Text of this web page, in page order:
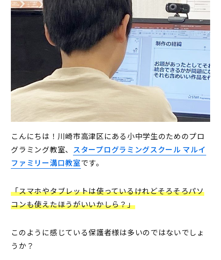
こんにちは！川崎市高津区にある小中学生のためのプロ
グラミング教室、 スタープログラミングスクール マルイ
ファミリー溝口教室です。
「スマホやタブレットは使っているけれどそろそろパソ
コンも使えたほうがいいかしら？」
このように感じている保護者様は多いのではないでしょ
うか？